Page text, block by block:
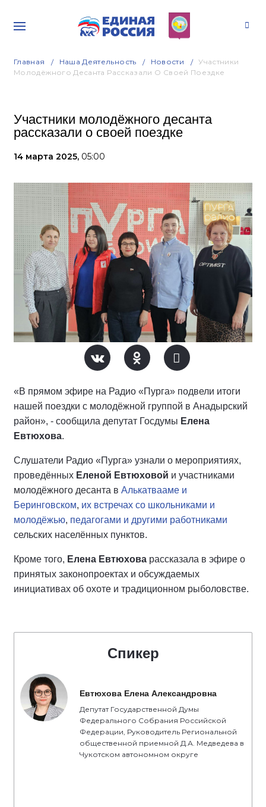
Главная Наша Деятельность Новости
Участники
Молодёжного Десанта Рассказали О Своей Поездке
Участники молодёжного десанта
рассказали о своей поездке
14 марта 2025, 05:00
«В прямом эфире на Радио «Пурга» подвели итоги
нашей поездки с молодёжной группой в Анадырский
район», - сообщила депутат Госдумы Елена
Евтюхова.
Слушатели Радио «Пурга» узнали о мероприятиях,
проведённых Еленой Евтюховой и участниками
молодёжного десанта в Алькатвааме и
Беринговском, их встречах со школьниками и
молодёжью, педагогами и другими работниками
сельских населённых пунктов.
Кроме того, Елена Евтюхова рассказала в эфире о
принятых законопроектах и обсуждаемых
инициативах об охоте и традиционном рыболовстве.
Спикер
Евтюхова Елена Александровна
Депутат Государственной Думы
Федерального Собрания Российской
Федерации, Руководитель Региональной
общественной приемной Д.А. Медведева в
Чукотском автономном округе